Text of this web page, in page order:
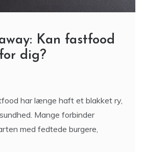
Kan fastfood
dig?
har længe haft et blakket ry,
Mange forbinder
med fedtede burgere,